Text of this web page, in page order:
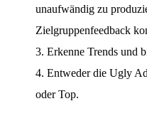
unaufwändig zu
Zielgruppenfeedback
Erkenne Trends und
Entweder die Ugly
oder Top.